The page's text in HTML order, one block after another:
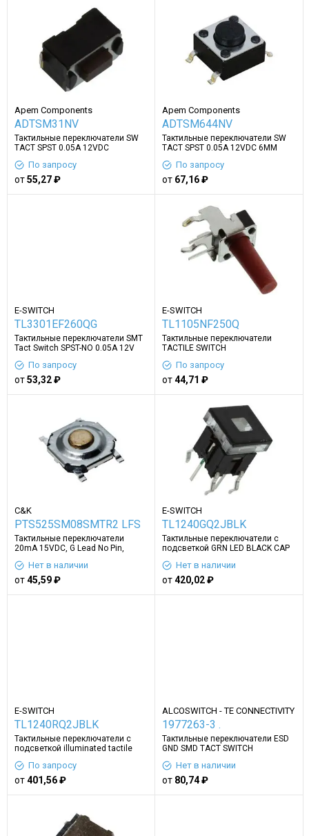
Apem Components
ADTSM31NV
Тактильные переключатели SW
TACT SPST 0.05A 12VDC
По запросу
от55,27 ₽
Apem Components
ADTSM644NV
Тактильные переключатели SW
TACT SPST 0.05A 12VDC 6MM
По запросу
от 67,16 ₽
E-SWITCH
TL3301EF260QG
Тактильные переключатели SMT
Tact Switch SPST-NO 0.05A 12V
По запросу
от53,32 ₽
E-SWITCH
TL1105NF250Q
Тактильные переключатели
TACTILE SWITCH
По запросу
от44,71 ₽
C&K
PTS525SM08SMTR2 LFS
Тактильные переключатели
20mA 15VDC, G Lead No Pin,
Нет в наличии
от45,59 ₽
E-SWITCH
TL1240GQ2JBLK
Тактильные переключатели с
подсветкой GRN LED BLACK CAP
Нет в наличии
от420,02 ₽
E-SWITCH
TL1240RQ2JBLK
Тактильные переключатели с
подсветкой illuminated tactile
По запросу
от401,56 ₽
ALCOSWITCH - TE CONNECTIVITY
1977263-3 .
Тактильные переключатели ESD
GND SMD TACT SWITCH
Нет в наличии
от 80,74 ₽